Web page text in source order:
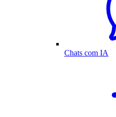
Chats com IA